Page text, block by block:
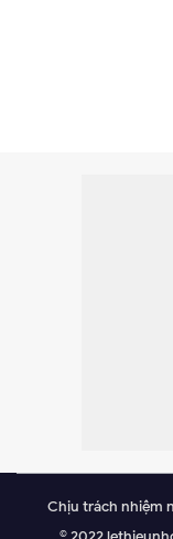
Chịu trách nhiệm